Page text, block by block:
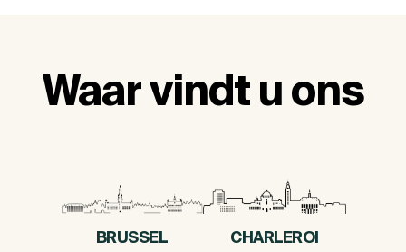
Waar vindt u ons
BRUSSEL CHARLEROI